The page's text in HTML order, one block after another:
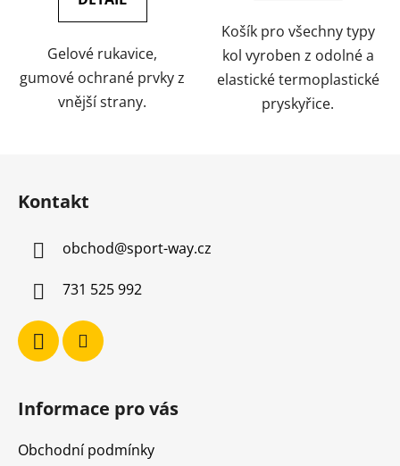
Gelové rukavice,
gumové ochrané prvky z
vnější strany.
Košík pro všechny typy
kol vyroben z odolné a
elastické termoplastické
pryskyřice.
Kontakt
obchod@sport-way.cz
731 525 992
Informace pro vás
Obchodní podmínky